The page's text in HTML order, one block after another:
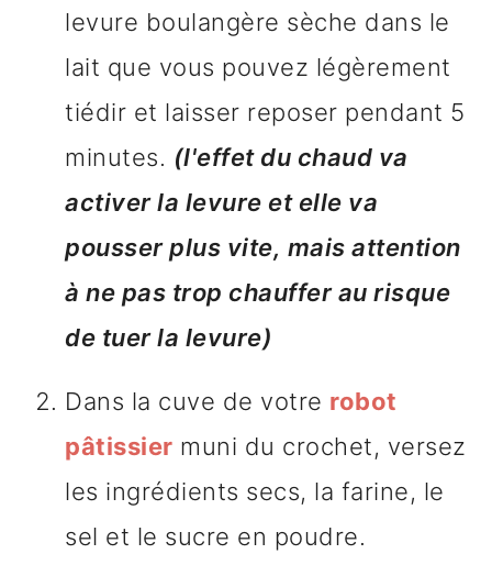
levure boulangère sèche dans le
lait que vous pouvez légèrement
tiédir et laisser reposer pendant 5
minutes. (l'effet du chaud va
activer la levure et elle va
pousser plus vite, mais attention
à ne pas trop chauffer au risque
de tuer la levure)
Dans la cuve de votre robot
pâtissier muni du crochet, versez
les ingrédients secs, la farine, le
sel et le sucre en poudre.